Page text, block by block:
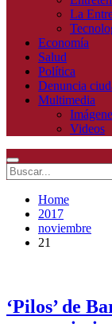
La
Economía
Salud
Política
Denuncia
Multimedia
Videos
Home
2017
noviembre
21
‘Pilos’ de